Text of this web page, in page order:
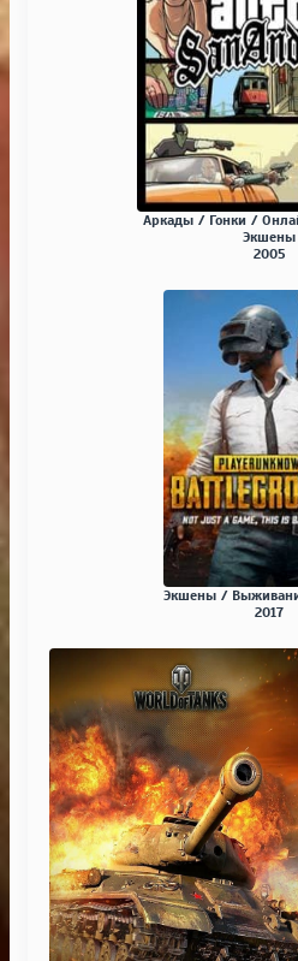
Аркады / Гонки /
Экшены
2005
Экшены /
2017